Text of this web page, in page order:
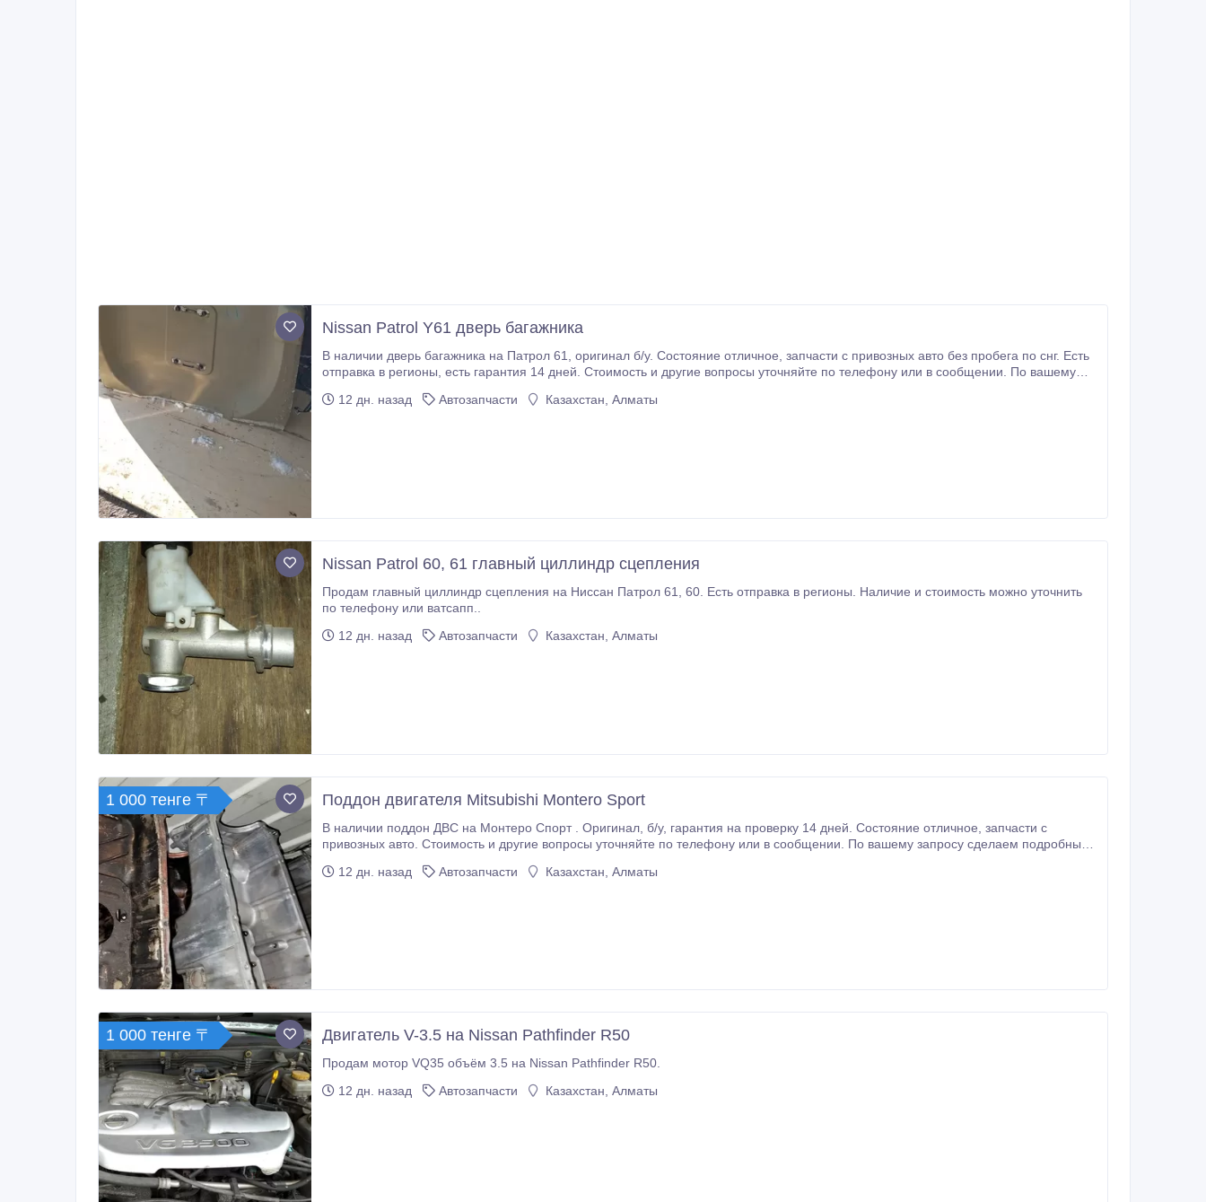
Nissan Patrol Y61 дверь багажника
В наличии дверь багажника на Патрол 61, оригинал б/у. Состояние отличное, запчасти с привозных авто без пробега по снг. Есть
отправка в регионы, есть гарантия 14 дней. Стоимость и другие вопросы уточняйте по телефону или в сообщении. По вашему
12 дн. назад
Автозапчасти Казахстан, Алматы
Nissan Patrol 60, 61 главный циллиндр сцепления
Продам главный циллиндр сцепления на Ниссан Патрол 61, 60. Есть отправка в регионы. Наличие и стоимость можно уточнить
по телефону или ватсапп..
12 дн. назад
Автозапчасти Казахстан, Алматы
1 000 тенге 〒 Поддон двигателя Mitsubishi Montero Sport
В наличии поддон ДВС на Монтеро Спорт . Оригинал, б/у, гарантия на проверку 14 дней. Состояние отличное, запчасти с
привозных авто. Стоимость и другие вопросы уточняйте по телефону или в сообщении. По вашему запросу сделаем подробные
12 дн. назад
Автозапчасти Казахстан, Алматы
1 000 тенге 〒 Двигатель V-3.5 на Nissan Pathfinder R50
Продам мотор VQ35 объём 3.5 на Nissan Pathfinder R50.
12 дн. назад
Автозапчасти Казахстан, Алматы